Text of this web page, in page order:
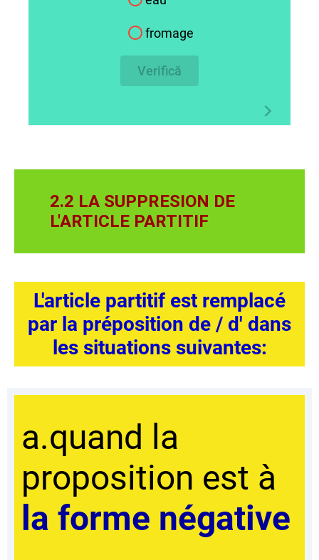
fromage
Verifică
2.2 LA SUPPRESION DE
L'ARTICLE PARTITIF
L'article partitif est remplacé
par la préposition de / d' dans
les situations suivantes:
a.quand la
proposition est à
la forme négative